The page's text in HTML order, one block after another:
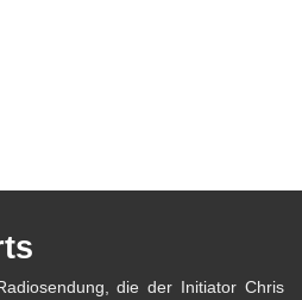
die der Initiator Chris